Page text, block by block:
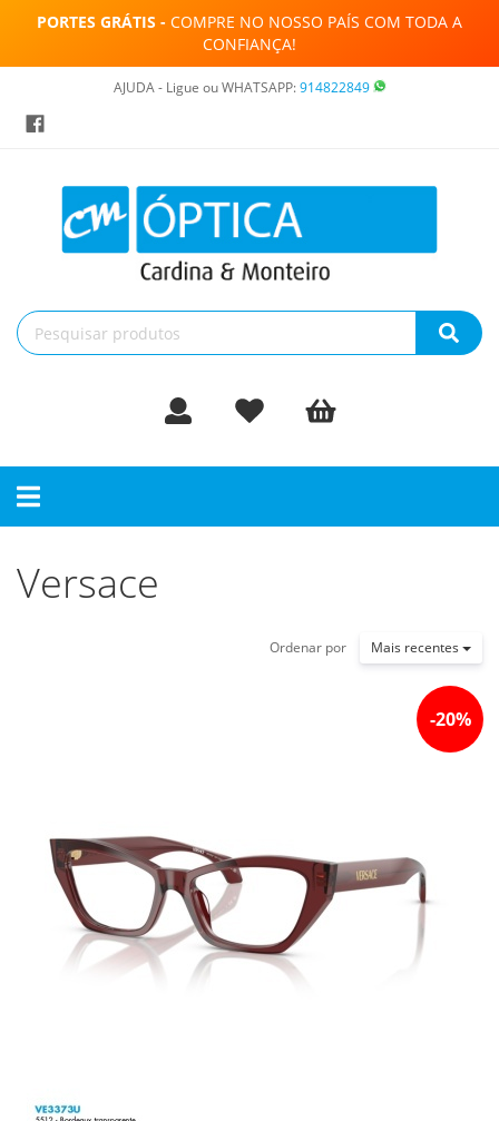
PORTES GRÁTIS - COMPRE NO NOSSO PAÍS COM TODA A
CONFIANÇA!
AJUDA - Ligue ou WHATSAPP:914822849
Toggle
navigation
Versace
Ordenar por Mais recentes
-20%